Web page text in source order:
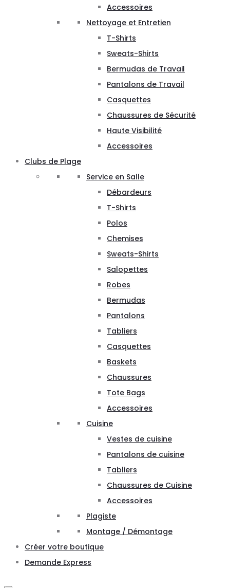
Accessoires
Nettoyage et Entretien
T-Shirts
Sweats-Shirts
Bermudas de Travail
Pantalons de Travail
Casquettes
Chaussures de Sécurité
Haute Visibilité
Accessoires
Clubs de Plage
Service en Salle
Débardeurs
T-Shirts
Polos
Chemises
Sweats-Shirts
Salopettes
Robes
Bermudas
Pantalons
Tabliers
Casquettes
Baskets
Chaussures
Tote Bags
Accessoires
Cuisine
Vestes de cuisine
Pantalons de cuisine
Tabliers
Chaussures de Cuisine
Accessoires
Plagiste
Montage / Démontage
Créer votre boutique
Demande Express